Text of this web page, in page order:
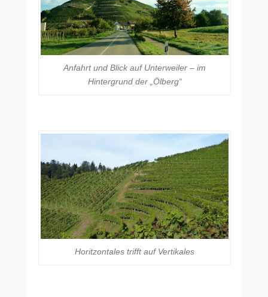
Anfahrt und Blick auf Unterweiler – im
Hintergrund der „Ölberg“
Horitzontales trifft auf Vertikales